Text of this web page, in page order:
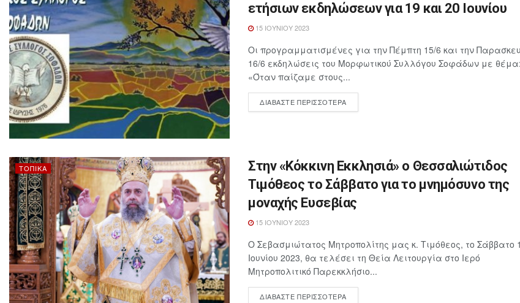
ετήσιων εκδηλώσεων για 19 και 20 Ιουνίου
15 ΙΟΥΝΊΟΥ 2023
Οι προγραμματισμένες για την Πέμπτη 15/6 και την
16/6 εκδηλώσεις του Μορφωτικού Συλλόγου Σοφάδων με θέμα:
«Όταν παίζαμε στους...
ΔΙΑΒΆΣΤΕ ΠΕΡΙΣΣΌΤΕΡΑ
ΤΟΠΙΚΆ
Στην «Κόκκινη Εκκλησιά» ο Θεσσαλιώτιδος
Τιμόθεος το Σάββατο για το μνημόσυνο της
μοναχής Ευσεβίας
15 ΙΟΥΝΊΟΥ 2023
Ο Σεβασμιώτατος Μητροπολίτης μας κ. Τιμόθεος, το Σάββατο
Ιουνίου 2023, θα τελέσει τη Θεία Λειτουργία στο Ιερό
Μητροπολιτικό Παρεκκλήσιο...
ΔΙΑΒΆΣΤΕ ΠΕΡΙΣΣΌΤΕΡΑ